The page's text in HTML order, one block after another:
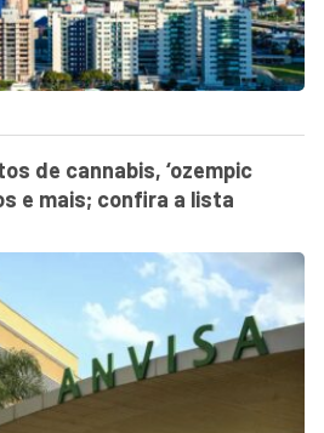
de cannabis, ‘ozempic
e mais; confira a lista